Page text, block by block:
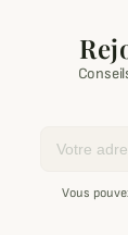
Vous